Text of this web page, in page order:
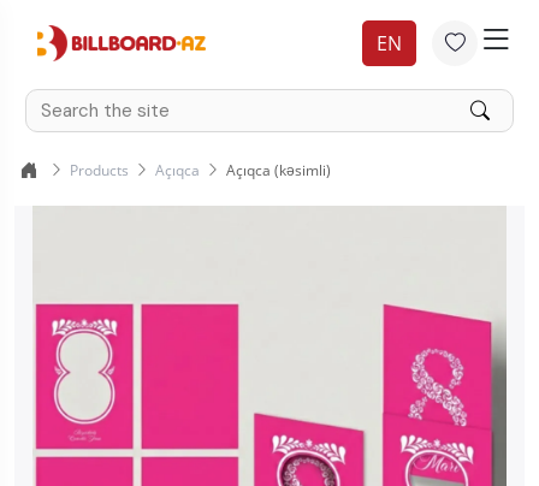
EN
Products Açıqca Açıqca (kəsimli)